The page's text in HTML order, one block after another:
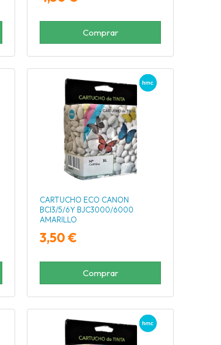
Comprar
CARTUCHO ECO CANON
BCI3/5/6Y BJC3000/6000
AMARILLO
3,50 €
Comprar